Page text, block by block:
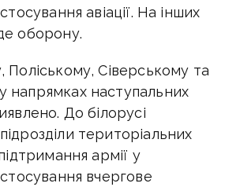
авіації. На інших
оборону.
Сіверському та
напрямках наступальних
До білорусі
територіальних
армії у
вчергове